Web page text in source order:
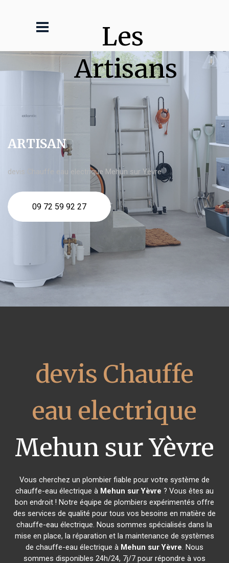
Les
Artisans
ARTISAN
devis Chauffe eau electrique Mehun sur Yèvre
09 72 59 92 27
devis Chauffe
eau electrique
Mehun sur Yèvre
Vous cherchez un plombier fiable pour votre système de
chauffe-eau électrique à Mehun sur Yèvre ? Vous êtes au
bon endroit ! Notre équipe de plombiers expérimentés offre
des services de qualité pour tous vos besoins en matière de
chauffe-eau électrique. Nous sommes spécialisés dans la
mise en place, la réparation et la maintenance de systèmes
de chauffe-eau électrique à Mehun sur Yèvre. Nous
sommes disponibles 24h/24, 7j/7 pour répondre à vos